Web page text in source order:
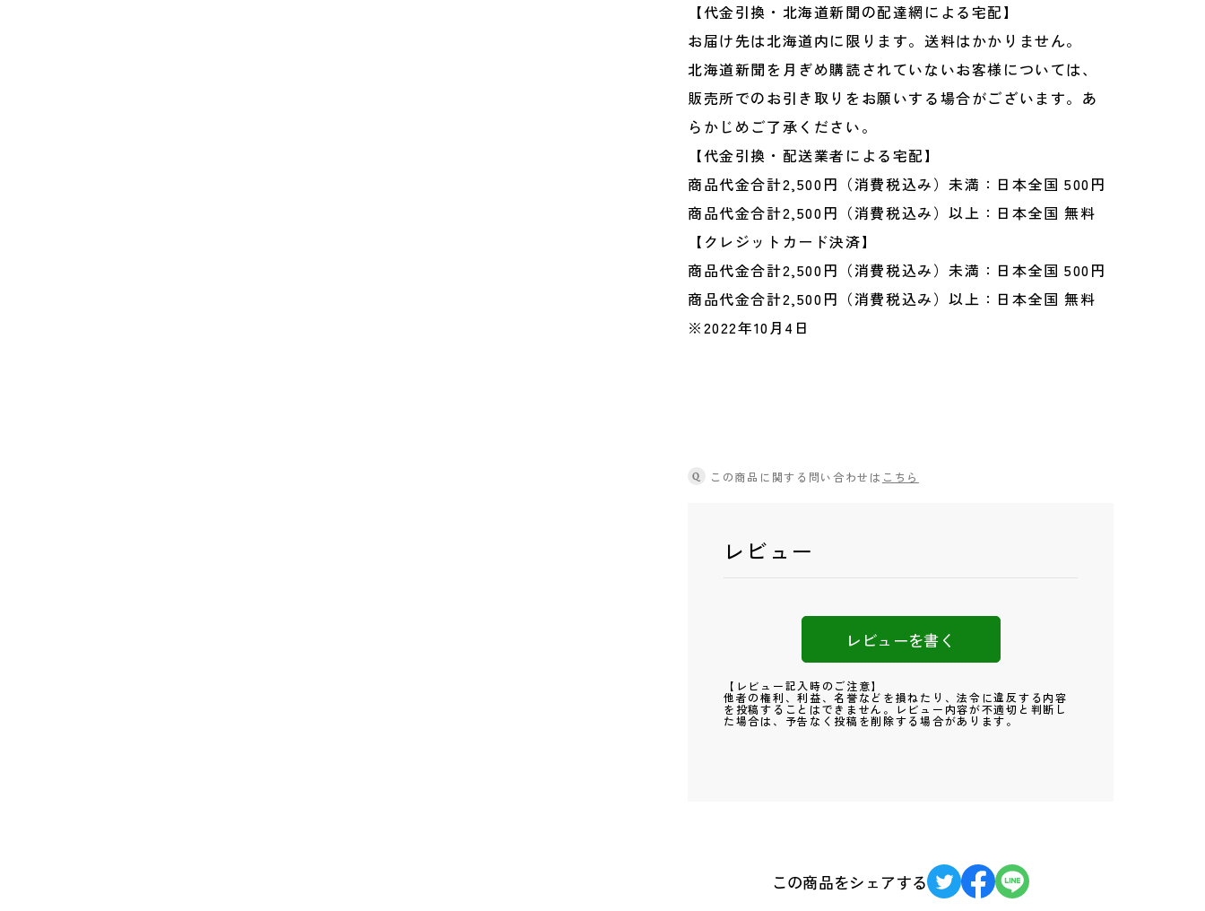
【代金引換・北海道新聞の配達網による宅配】
お届け先は北海道内に限ります。送料はかかりません。
北海道新聞を月ぎめ購読されていないお客様については、
販売所でのお引き取りをお願いする場合がございます。あ
らかじめご了承ください。
【代金引換・配送業者による宅配】
商品代金合計2,500円（消費税込み）未満：日本全国 500円
商品代金合計2,500円（消費税込み）以上：日本全国 無料
【クレジットカード決済】
商品代金合計2,500円（消費税込み）未満：日本全国 500円
商品代金合計2,500円（消費税込み）以上：日本全国 無料
※2022年10月4日
Q この商品に関する問い合わせは こちら
レビュー
レビューを書く
【レビュー記入時のご注意】
他者の権利、利益、名誉などを損ねたり、法令に違反する内容
を投稿することはできません。レビュー内容が不適切と判断し
た場合は、予告なく投稿を削除する場合があります。
この商品をシェアする